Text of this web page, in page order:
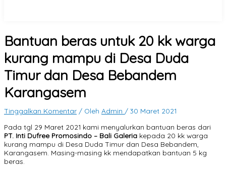
Bantuan beras untuk 20 kk warga
kurang mampu di Desa Duda
Timur dan Desa Bebandem
Karangasem
Tinggalkan Komentar / Oleh Admin / 30 Maret 2021
Pada tgl 29 Maret 2021 kami menyalurkan bantuan beras dari
PT. Inti Dufree Promosindo – Bali Galeria kepada 20 kk warga
kurang mampu di Desa Duda Timur dan Desa Bebandem,
Karangasem. Masing-masing kk mendapatkan bantuan 5 kg
beras.